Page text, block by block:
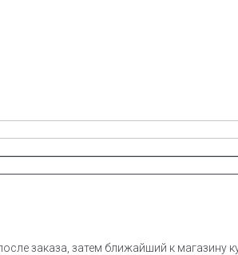
заказа, затем ближайший к магазину